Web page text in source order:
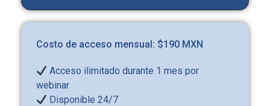
Costo de acceso mensual: $190 MXN
Acceso ilimitado durante 1 mes por
webinar
Disponible 24/7